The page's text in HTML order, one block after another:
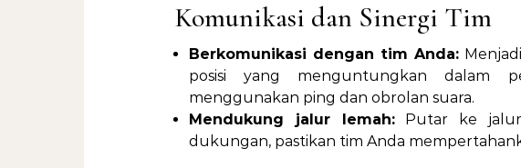
Komunikasi dan Sinergi Tim
Berkomunikasi dengan tim Anda:
posisi yang menguntungkan dalam
menggunakan ping dan obrolan suara.
Mendukung jalur lemah:Putar ke jalur
dukungan, pastikan tim Anda